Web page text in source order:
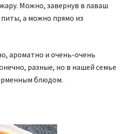
Можно, завернув в лаваш
а можно прямо из
ароматно и очень-очень
разные, но в нашей семье
блюдом.